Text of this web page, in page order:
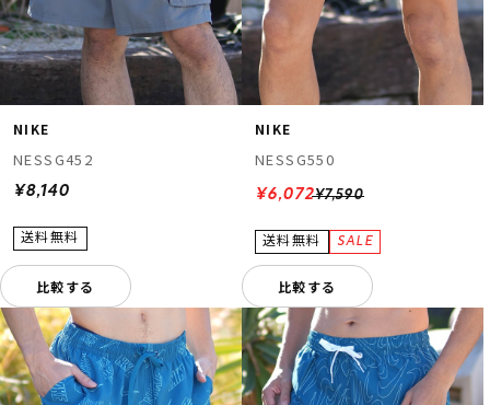
NIKE
NESSG452
¥8,140
比較する
NIKE
NESSG550
¥7,590
¥6,072
比較する